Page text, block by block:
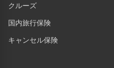
クルーズ
国内旅行保険
キャンセル保険